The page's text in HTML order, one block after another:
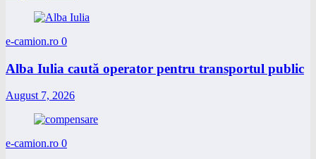
e-camion.ro 0
Alba Iulia caută operator pentru transportul public
August 7, 2026
e-camion.ro 0